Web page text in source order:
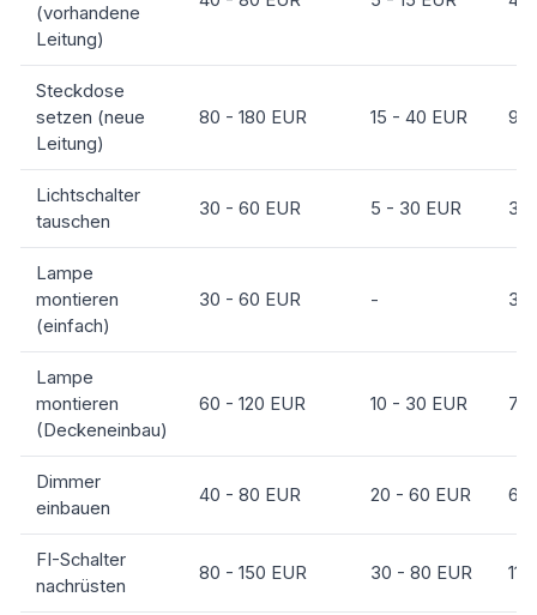
(vorhandene
Leitung)
Steckdose
setzen (neue
Leitung)
80 - 180 EUR 15 - 40 EUR 95
Lichtschalter
tauschen
30 - 60 EUR 5 - 30 EUR 35
Lampe
montieren
(einfach)
30 - 60 EUR - 30
Lampe
montieren
(Deckeneinbau)
60 - 120 EUR 10 - 30 EUR 70
Dimmer
einbauen
40 - 80 EUR 20 - 60 EUR 60
FI-Schalter
nachrüsten
80 - 150 EUR 30 - 80 EUR